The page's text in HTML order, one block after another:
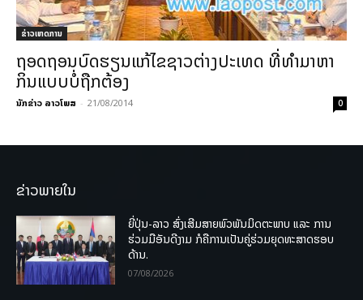
ຂ່າວເຫດການ
ຖອດຖອນບົດຮຽນແກ້ໄຂຊາວຕ່າງປະເທດ ທີ່ທຳມາຫາ
ກິນແບບບໍ່ຖືກຕ້ອງ
ນັກຂ່າວ ລາວໂພສ - 21/08/2014 0
ຂ່າວພາຍໃນ
ຍີ່ປຸ່ນ-ລາວ ສົ່ງເສີມສາຍພົວພັນມິດຕະພາບ ແລະ ການ
ຮ່ວມມືອັນດີງາມ ກໍຄືການເປັນຄູ່ຮ່ວມຍຸດທະສາດຮອບ
ດ້ານ.
07/08/2026